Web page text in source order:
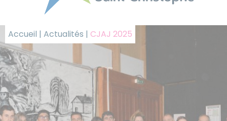
Accueil | Actualités | CJAJ 2025